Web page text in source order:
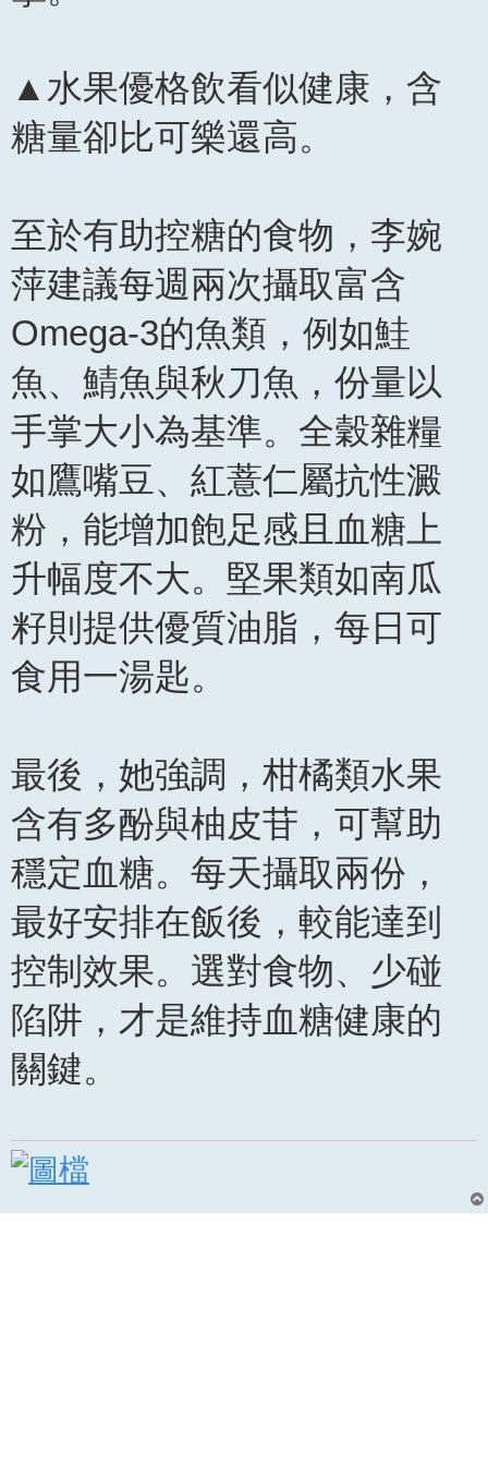
▲水果優格飲看似健康，含
糖量卻比可樂還高。
至於有助控糖的食物，李婉
萍建議每週兩次攝取富含
Omega-3的魚類，例如鮭
魚、鯖魚與秋刀魚，份量以
手掌大小為基準。全穀雜糧
如鷹嘴豆、紅薏仁屬抗性澱
粉，能增加飽足感且血糖上
升幅度不大。堅果類如南瓜
籽則提供優質油脂，每日可
食用一湯匙。
最後，她強調，柑橘類水果
含有多酚與柚皮苷，可幫助
穩定血糖。每天攝取兩份，
最好安排在飯後，較能達到
控制效果。選對食物、少碰
陷阱，才是維持血糖健康的
關鍵。